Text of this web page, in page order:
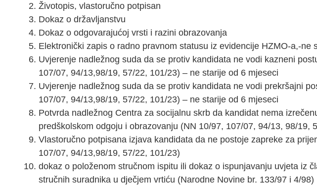
Životopis, vlastoručno potpisan
Dokaz o državljanstvu
Dokaz o odgovarajućoj vrsti i razini obrazovanja
Elektronički zapis o radno pravnom statusu iz evidencije HZMO-a,-ne
Uvjerenje nadležnog suda da se protiv kandidata ne vodi kazneni
107/07, 94/13,98/19, 57/22, 101/23) – ne starije od 6 mjeseci
Uvjerenje nadležnog suda da se protiv kandidata ne vodi prekršajni
107/07, 94/13,98/19, 57/22, 101/23) – ne starije od 6 mjeseci
Potvrda nadležnog Centra za socijalnu skrb da kandidat nema
predškolskom odgoju i obrazovanju (NN 10/97, 107/07, 94/13, 98/19,
Vlastoručno potpisana izjava kandidata da ne postoje zapreke za
107/07, 94/13,98/19, 57/22, 101/23)
dokaz o položenom stručnom ispitu ili dokaz o ispunjavanju uvjeta iz
stručnih suradnika u dječjem vrtiću (Narodne Novine br. 133/97 i 4/98)